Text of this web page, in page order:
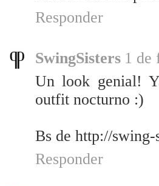
Responder
SwingSisters 1 de
Un look genial!
outfit nocturno :)
Bs de http://
Responder